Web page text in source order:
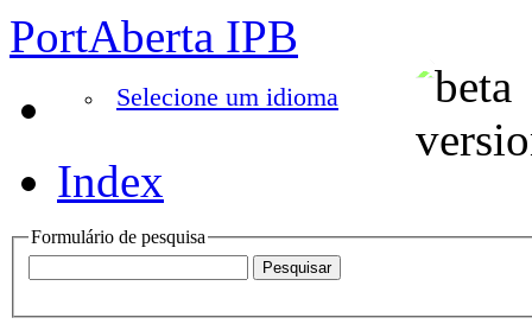
PortAberta IPB
Selecione um idioma
Index
Formulário de pesquisa